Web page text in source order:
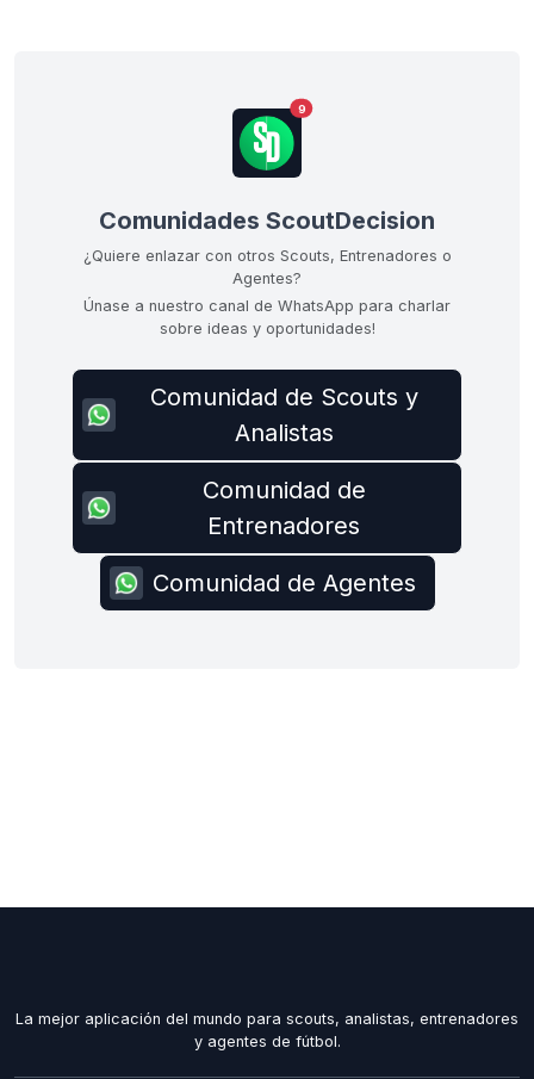
9
Comunidades ScoutDecision
¿Quiere enlazar con otros Scouts, Entrenadores o
Agentes?
Únase a nuestro canal de WhatsApp para charlar
sobre ideas y oportunidades!
Comunidad de Scouts y
Analistas
Comunidad de
Entrenadores
Comunidad de Agentes
La mejor aplicación del mundo para scouts, analistas, entrenadores
y agentes de fútbol.